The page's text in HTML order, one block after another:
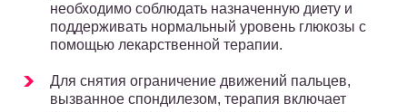
необходимо соблюдать назначенную диету и
поддерживать нормальный уровень глюкозы с
помощью лекарственной терапии.
Для снятия ограничение движений пальцев,
вызванное спондилезом, терапия включает